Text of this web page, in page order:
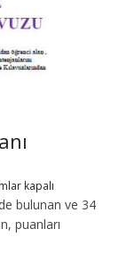
kapalı
bulunan ve 34
puanları